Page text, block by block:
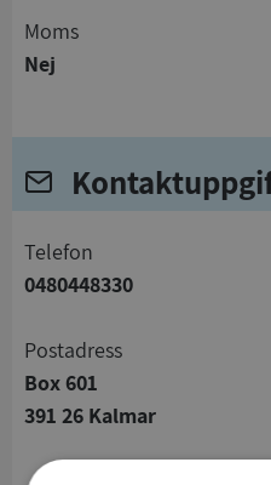
Moms
Nej
telefon
0480448330
Postadress
Box 601
391 26 Kalmar